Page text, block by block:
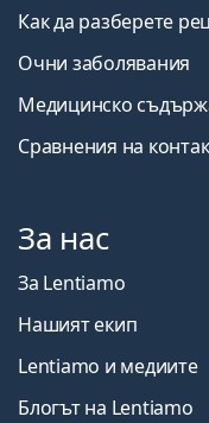
Как да разберете
Очни заболявания
Медицинско
Сравнения на
За нас
За Lentiamo
Нашият екип
Lentiamo и медиите
Блогът на Lentiamo